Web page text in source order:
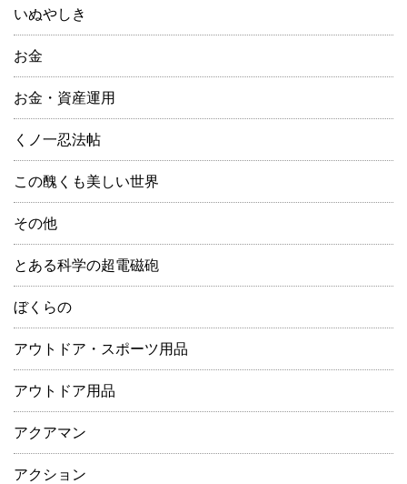
いぬやしき
お金
お金・資産運用
くノ一忍法帖
この醜くも美しい世界
その他
とある科学の超電磁砲
ぼくらの
アウトドア・スポーツ用品
アウトドア用品
アクアマン
アクション